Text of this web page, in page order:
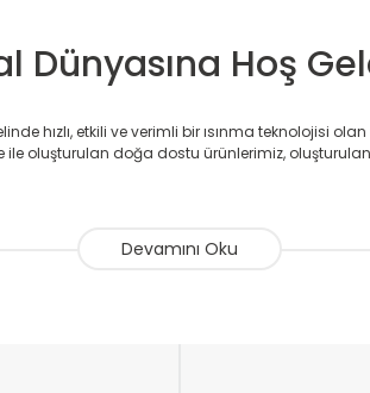
Dünyasına Hoş
hızlı, etkili ve verimli bir ısınma teknolojisi
oluşturulan doğa dostu ürünlerimiz,
tasarımın ön planda olmadığını aynı
radyatörlerimiz veülkemizdeki birçok elite